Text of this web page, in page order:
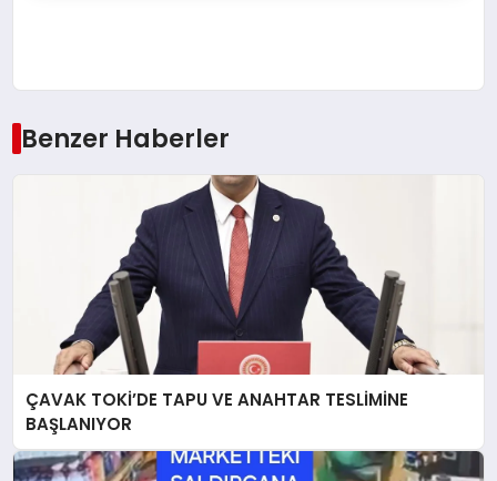
Benzer Haberler
ÇAVAK TOKİ’DE TAPU VE ANAHTAR TESLİMİNE
BAŞLANIYOR